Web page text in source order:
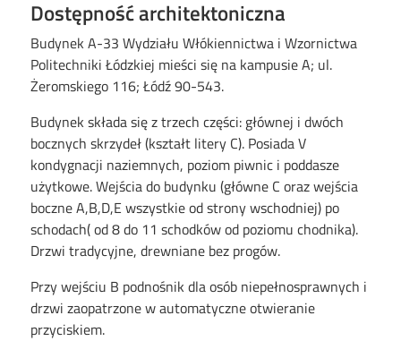
Dostępność architektoniczna
Budynek A-33 Wydziału Włókiennictwa i Wzornictwa
Politechniki Łódzkiej mieści się na kampusie A; ul.
Żeromskiego 116; Łódź 90-543.
Budynek składa się z trzech części: głównej i dwóch
bocznych skrzydeł (kształt litery C). Posiada V
kondygnacji naziemnych, poziom piwnic i poddasze
użytkowe. Wejścia do budynku (główne C oraz wejścia
boczne A,B,D,E wszystkie od strony wschodniej) po
schodach( od 8 do 11 schodków od poziomu chodnika).
Drzwi tradycyjne, drewniane bez progów.
Przy wejściu B podnośnik dla osób niepełnosprawnych i
drzwi zaopatrzone w automatyczne otwieranie
przyciskiem.